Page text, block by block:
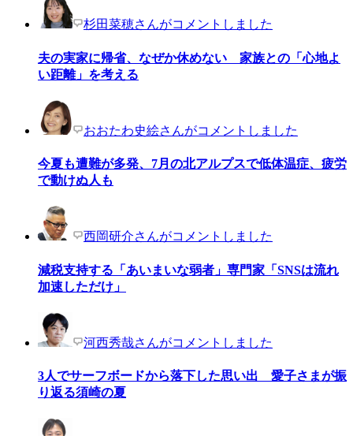
杉田菜穂さんがコメントしました
夫の実家に帰省、なぜか休めない 家族との「心地よ
い距離」を考える
おおたわ史絵さんがコメントしました
今夏も遭難が多発、7月の北アルプスで低体温症、疲労
で動けぬ人も
西岡研介さんがコメントしました
減税支持する「あいまいな弱者」専門家「SNSは流れ
加速しただけ」
河西秀哉さんがコメントしました
3人でサーフボードから落下した思い出 愛子さまが振
り返る須崎の夏